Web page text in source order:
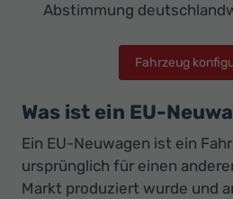
Abstimmung
Fahrzeug
Was ist ein EU-
Ein EU-Neuwagen ist ein
ursprünglich für einen
Markt produziert wurde und